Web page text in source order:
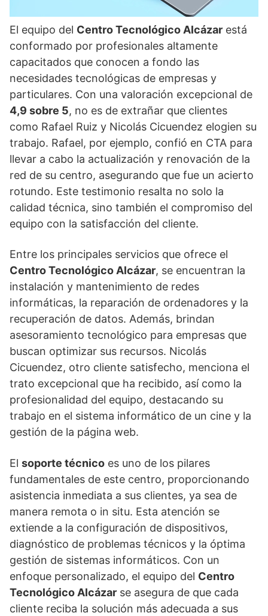
El equipo del Centro Tecnológico Alcázar está
conformado por profesionales altamente
capacitados que conocen a fondo las
necesidades tecnológicas de empresas y
particulares. Con una valoración excepcional de
4,9 sobre 5, no es de extrañar que clientes
como Rafael Ruiz y Nicolás Cicuendez elogien su
trabajo. Rafael, por ejemplo, confió en CTA para
llevar a cabo la actualización y renovación de la
red de su centro, asegurando que fue un acierto
rotundo. Este testimonio resalta no solo la
calidad técnica, sino también el compromiso del
equipo con la satisfacción del cliente.
Entre los principales servicios que ofrece el
Centro Tecnológico Alcázar, se encuentran la
instalación y mantenimiento de redes
informáticas, la reparación de ordenadores y la
recuperación de datos. Además, brindan
asesoramiento tecnológico para empresas que
buscan optimizar sus recursos. Nicolás
Cicuendez, otro cliente satisfecho, menciona el
trato excepcional que ha recibido, así como la
profesionalidad del equipo, destacando su
trabajo en el sistema informático de un cine y la
gestión de la página web.
El soporte técnico es uno de los pilares
fundamentales de este centro, proporcionando
asistencia inmediata a sus clientes, ya sea de
manera remota o in situ. Esta atención se
extiende a la configuración de dispositivos,
diagnóstico de problemas técnicos y la óptima
gestión de sistemas informáticos. Con un
enfoque personalizado, el equipo del Centro
Tecnológico Alcázar se asegura de que cada
cliente reciba la solución más adecuada a sus